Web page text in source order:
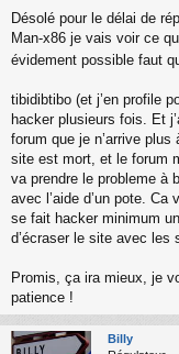
s
g
e
o
l
u
Désolé pour le délai de
Man-x86 je vais voir ce
évidement possible faut
tibidibtibo (et j’en profile
hacker plusieurs fois. Et
forum que je n’arrive
site est mort, et le forum
va prendre le probleme à
avec l’aide d’un pote.
se fait hacker minimum
d’écraser le site avec les
Promis, ça ira mieux, je
patience !
Billy